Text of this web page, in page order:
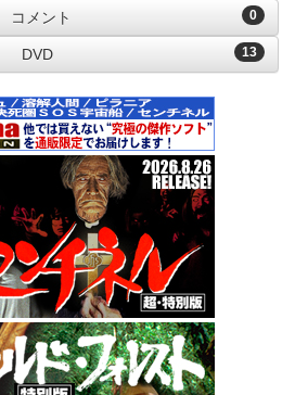
0
コメント
13
DVD